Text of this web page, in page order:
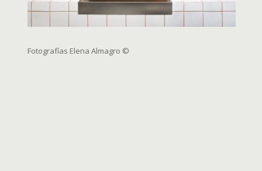
Fotografías Elena Almagro ©